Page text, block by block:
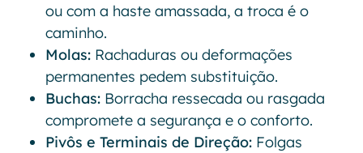
ou com a haste amassada, a troca é o
caminho.
Molas: Rachaduras ou deformações
permanentes pedem substituição.
Buchas: Borracha ressecada ou rasgada
compromete a segurança e o conforto.
Pivôs e Terminais de Direção: Folgas